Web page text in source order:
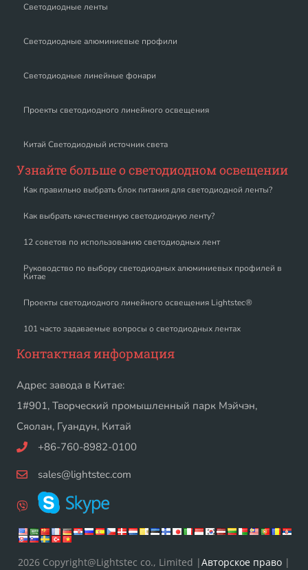
Светодиодные ленты
Светодиодные алюминиевые профили
Светодиодные линейные фонари
Проекты светодиодного линейного освещения
Китай Светодиодный источник света
Узнайте больше о светодиодном освещении
Как правильно выбрать блок питания для светодиодной ленты?
Как выбрать качественную светодиодную ленту?
12 советов по использованию светодиодных лент
Руководство по выбору светодиодных алюминиевых профилей в
Китае
Проекты светодиодного линейного освещения Lightstec®
101 часто задаваемые вопросы о светодиодных лентах
Контактная информация
Адрес завода в Китае:
1#901, Творческий промышленный парк Мэйчэн,
Сяолан, Гуандун, Китай
+86-760-8982-0100
sales@lightstec.com
2026 Copyright@Lightstec co., Limited |Авторское право |